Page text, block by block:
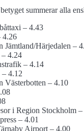
summerar alla
– 4.43
4.26
Jämtland/Härjedalen –
– 4.24
– 4.14
– 4.12
Västerbotten – 4.10
i Region Stockholm
– 4.01
Airport – 4.00